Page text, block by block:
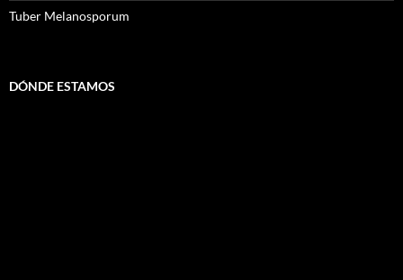
Tuber Melanosporum
DÓNDE ESTAMOS